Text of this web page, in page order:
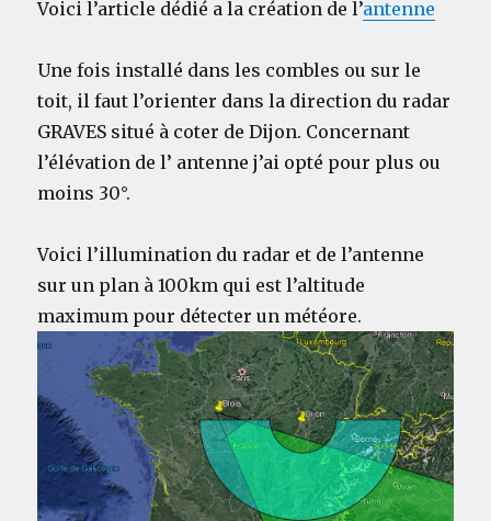
Voici l’article dédié a la création de l’antenne
Une fois installé dans les combles ou sur le
toit, il faut l’orienter dans la direction du radar
GRAVES situé à coter de Dijon. Concernant
l’élévation de l’ antenne j’ai opté pour plus ou
moins 30°.
Voici l’illumination du radar et de l’antenne
sur un plan à 100km qui est l’altitude
maximum pour détecter un météore.